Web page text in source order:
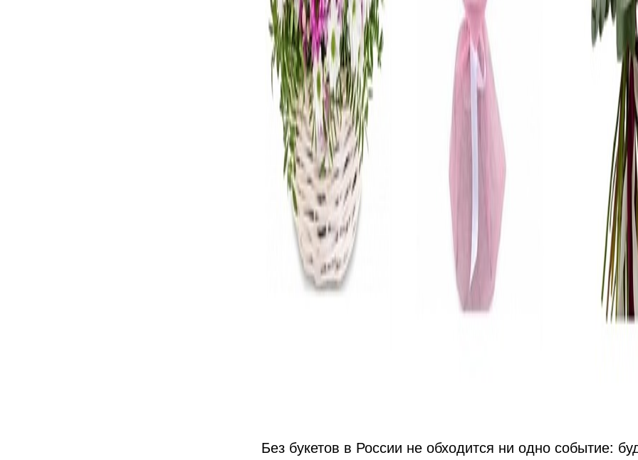
Без букетов в России не обходится ни одно событие: